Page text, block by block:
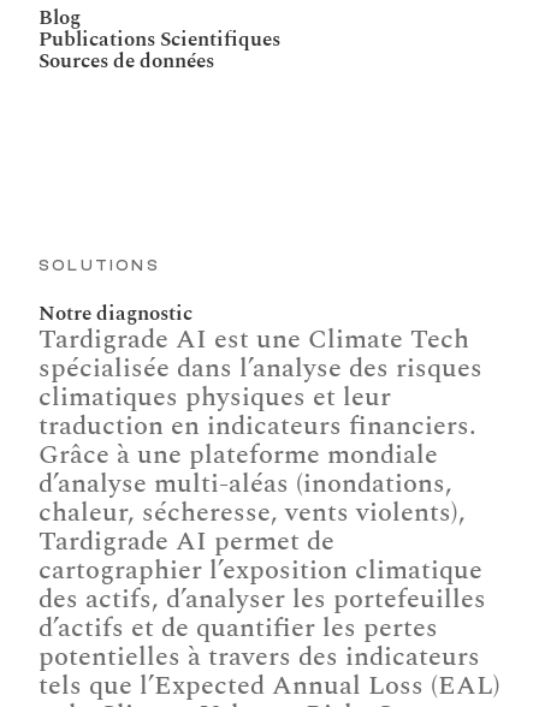
Blog
Publications Scientifiques
Sources de données
SOLUTIONS
Notre diagnostic
Tardigrade AI est une Climate Tech
spécialisée dans l’analyse des risques
climatiques physiques et leur
traduction en indicateurs financiers.
Grâce à une plateforme mondiale
d’analyse multi-aléas (inondations,
chaleur, sécheresse, vents violents),
Tardigrade AI permet de
cartographier l’exposition climatique
des actifs, d’analyser les portefeuilles
d’actifs et de quantifier les pertes
potentielles à travers des indicateurs
tels que l’Expected Annual Loss (EAL)